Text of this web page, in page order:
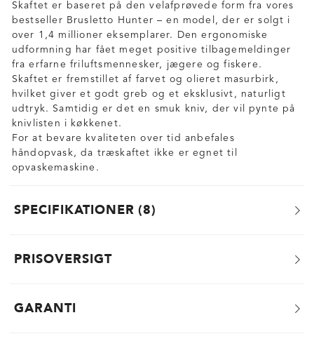
Skaftet er baseret på den velafprøvede form fra vores
bestseller Brusletto Hunter – en model, der er solgt i
over 1,4 millioner eksemplarer. Den ergonomiske
udformning har fået meget positive tilbagemeldinger
fra erfarne friluftsmennesker, jægere og fiskere.
Skaftet er fremstillet af farvet og olieret masurbirk,
hvilket giver et godt greb og et eksklusivt, naturligt
udtryk. Samtidig er det en smuk kniv, der vil pynte på
knivlisten i køkkenet.
For at bevare kvaliteten over tid anbefales
håndopvask, da træskaftet ikke er egnet til
opvaskemaskine.
SPECIFIKATIONER 8
PRISOVERSIGT
GARANTI